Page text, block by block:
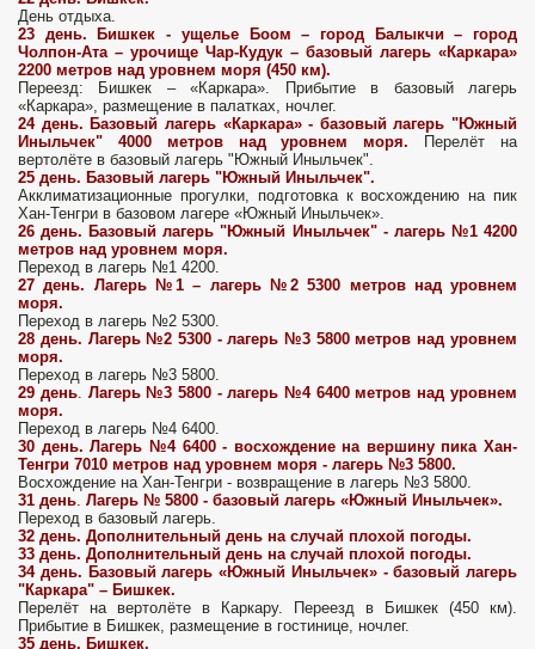
День отдыха.
23 день.
Бишкек - ущелье Боом – город Балыкчи – город
Чолпон-Ата – урочище Чар-Кудук – базовый лагерь «Каркара»
2200 метров над уровнем моря (450 км).
Переезд: Бишкек – «Каркара». Прибытие в базовый лагерь
«Каркара», размещение в палатках, ночлег.
24 день. Базовый лагерь «Каркара» - базовый лагерь "Южный
Иныльчек" 4000 метров над уровнем моря.
Перелёт на
вертолёте в базовый лагерь "Южный Иныльчек".
25 день. Базовый лагерь "Южный Иныльчек".
Акклиматизационные прогулки, подготовка к восхождению на пик
Хан-Тенгри в базовом лагере «Южный Иныльчек».
26 день. Базовый лагерь "Южный Иныльчек" - лагерь №1 4200
метров над уровнем моря.
Переход в лагерь №1 4200.
27 день. Лагерь №1 – лагерь №2 5300 метров над уровнем
моря.
Переход в лагерь №2 5300.
28 день. Лагерь №2 5300 - лагерь №3 5800 метров над уровнем
моря.
Переход в лагерь №3 5800.
29 день. Лагерь №3 5800 - лагерь №4 6400 метров над уровнем
моря.
Переход в лагерь №4 6400.
30 день. Лагерь №4 6400 - восхождение на вершину пика Хан-
Тенгри 7010 метров над уровнем моря - лагерь №3 5800.
Восхождение на Хан-Тенгри - возвращение в лагерь №3 5800.
31 день. Лагерь № 5800 - базовый лагерь «Южный Иныльчек».
Переход в базовый лагерь.
32 день. Дополнительный день на случай плохой погоды.
33 день. Дополнительный день на случай плохой погоды.
34 день. Базовый лагерь «Южный Иныльчек» - базовый лагерь
"Каркара" – Бишкек.
Перелёт на вертолёте в Каркару. Переезд в Бишкек (450 км).
Прибытие в Бишкек, размещение в гостинице, ночлег.
35 день. Бишкек.